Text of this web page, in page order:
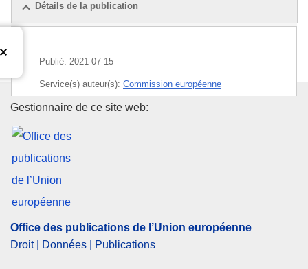
Détails de la publication
Publié: 2021-07-15
Service(s) auteur(s): Commission européenne
Sujet: euro, monnaie, taux de change
CELEX : C2021/283/02
OJ : JOC_2021_283_R_0002
IMMC : 9999
Office des publications de
Gestionnaire de ce site web:
Office des publications de l’Union européenne
Droit | Données | Publications